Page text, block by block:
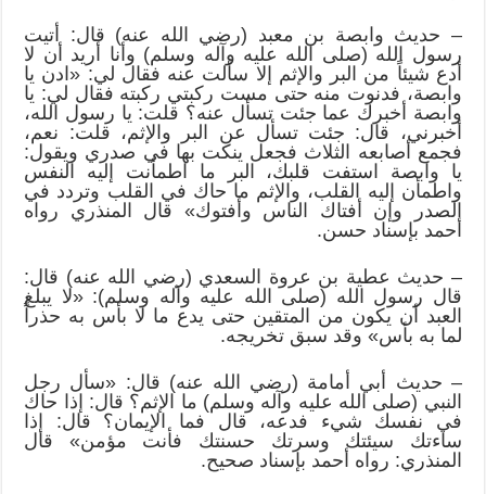
– حديث وابصة بن معبد (رضي الله عنه) قال: أتيت
رسول الله (صلى الله عليه وآله وسلم) وأنا أريد أن لا
أدع شيئاً من البر والإثم إلا سألت عنه فقال لي: «ادن يا
وابصة، فدنوت منه حتى مست ركبتي ركبته فقال لي: يا
وابصة أخبرك عما جئت تسأل عنه؟ قلت: يا رسول الله،
أخبرني، قال: جئت تسأل عن البر والإثم، قلت: نعم،
فجمع أصابعه الثلاث فجعل ينكت بها في صدري ويقول:
يا وابصة استفت قلبك، البر ما اطمأنت إليه النفس
واطمأن إليه القلب، والإثم ما حاك في القلب وتردد في
الصدر وإن أفتاك الناس وأفتوك» قال المنذري رواه
أحمد بإسناد حسن.
– حديث عطية بن عروة السعدي (رضي الله عنه) قال:
قال رسول الله (صلى الله عليه وآله وسلم): «لا يبلغ
العبد أن يكون من المتقين حتى يدع ما لا بأس به حذراً
لما به بأس» وقد سبق تخريجه.
– حديث أبي أمامة (رضي الله عنه) قال: «سأل رجل
النبي (صلى الله عليه وآله وسلم) ما الإثم؟ قال: إذا حاك
في نفسك شيء فدعه، قال فما الإيمان؟ قال: إذا
ساءتك سيئتك وسرتك حسنتك فأنت مؤمن» قال
المنذري: رواه أحمد بإسناد صحيح.